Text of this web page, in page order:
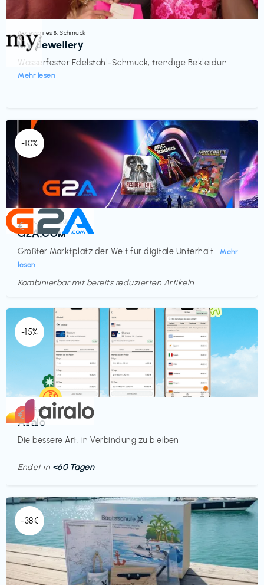
Accessoires & Schmuck
My Jewellery
Wasserfester Edelstahl-Schmuck, trendige Bekleidun...
Mehr lesen
€‎
-10%
Elektronik & Medien
G2A.COM
Größter Marktplatz der Welt für digitale Unterhalt... Mehr
lesen
€‎
Kombinierbar mit bereits reduzierten Artikeln
-15%
Mobilfunk
Airalo
Die bessere Art, in Verbindung zu bleiben
€‎
Endet in <60 Tagen
-38€